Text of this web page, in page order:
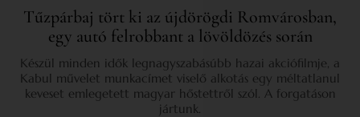
Tűzpárbaj tört ki az újdörögdi Romvárosban,
egy autó felrobbant a lövöldözés során
Készül minden idők legnagyszabásúbb hazai akciófilmje, a
Kabul művelet munkacímet viselő alkotás egy méltatlanul
keveset emlegetett magyar hőstettről szól. A forgatáson
jártunk.